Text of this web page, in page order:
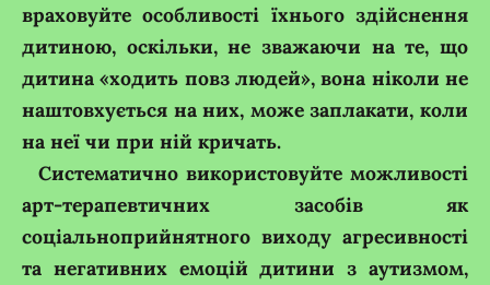
враховуйте особливості їхнього здійснення
дитиною, оскільки, не зважаючи на те, що
дитина «ходить повз людей», вона ніколи не
наштовхується на них, може заплакати, коли
на неї чи при ній кричать.
Систематично використовуйте можливості
арт-терапевтичних засобів як
соціальноприйнятного виходу агресивності
та негативних емоцій дитини з аутизмом,